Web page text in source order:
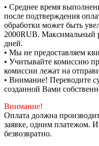
• Среднее время
после подтверждения
обработки может быть
2000RUB. Максимальный
дней.
• Мы не предоставляем
• Учитывайте комиссию
комиссии лежат на
• Внимание! Переводите
созданной Вами
Внимание!
Оплата должна
заявке, одним платежом.
безвозвратно.